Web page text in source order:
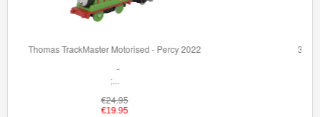
36002 BRIO My First Railway Light Up Rainbow Set